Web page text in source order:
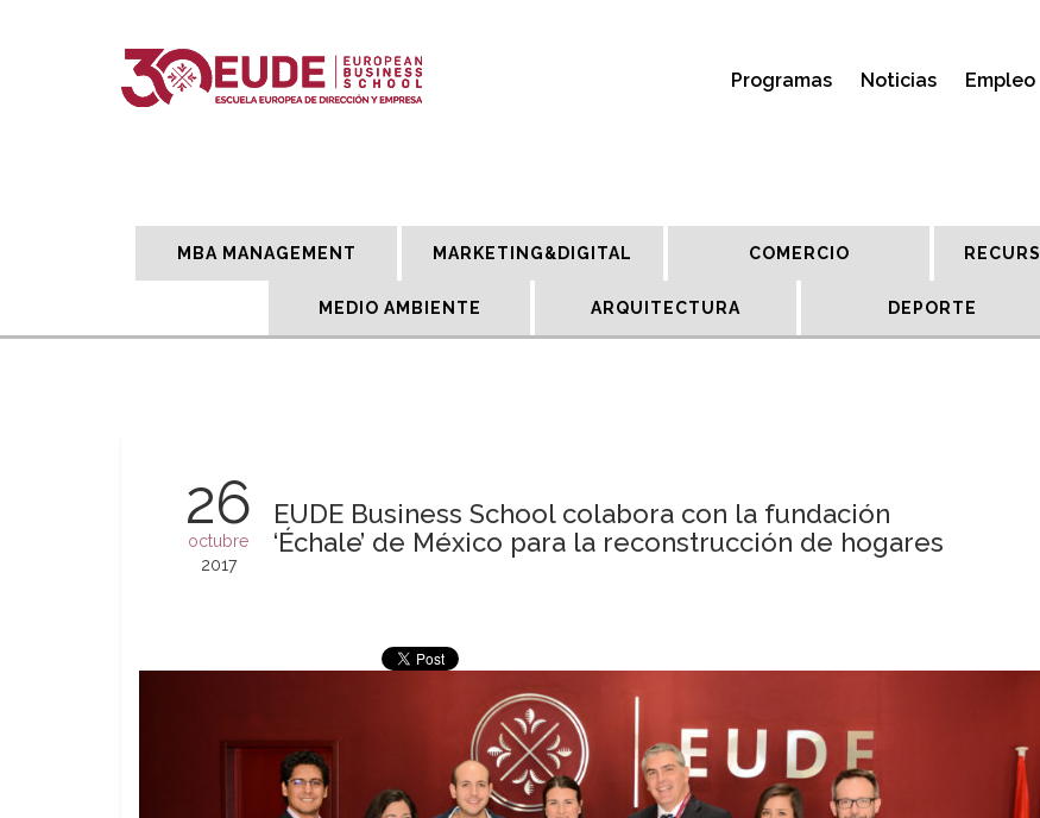
Programas Noticias Empleo
MBA MANAGEMENT MARKETING&DIGITAL COMERCIO
MEDIO AMBIENTE ARQUITECTURA DEPORTE
26
octubre
2017
EUDE Business School colabora con la fundación
‘Échale’ de México para la reconstrucción de hogares